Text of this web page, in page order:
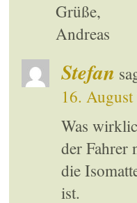
Grüße,
Andreas
Stefan
16.
Was
der Fahrer
die
ist.